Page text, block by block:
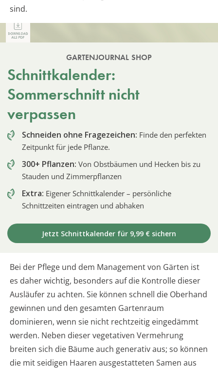
sind.
GARTENJOURNAL SHOP
Schnittkalender:
Sommerschnitt nicht
verpassen
Schneiden ohne Fragezeichen: Finde den perfekten
Zeitpunkt für jede Pflanze.
300+ Pflanzen: Von Obstbäumen und Hecken bis zu
Stauden und Zimmerpflanzen
Extra: Eigener Schnittkalender – persönliche
Schnittzeiten eintragen und abhaken
Jetzt Schnittkalender für 9,99 € sichern
Bei der Pflege und dem Management von Gärten ist
es daher wichtig, besonders auf die Kontrolle dieser
Ausläufer zu achten. Sie können schnell die Oberhand
gewinnen und den gesamten Gartenraum
dominieren, wenn sie nicht rechtzeitig eingedämmt
werden. Neben dieser vegetativen Vermehrung
breiten sich die Bäume auch generativ aus; so können
die mit seidigen Haaren ausgestatteten Samen aus